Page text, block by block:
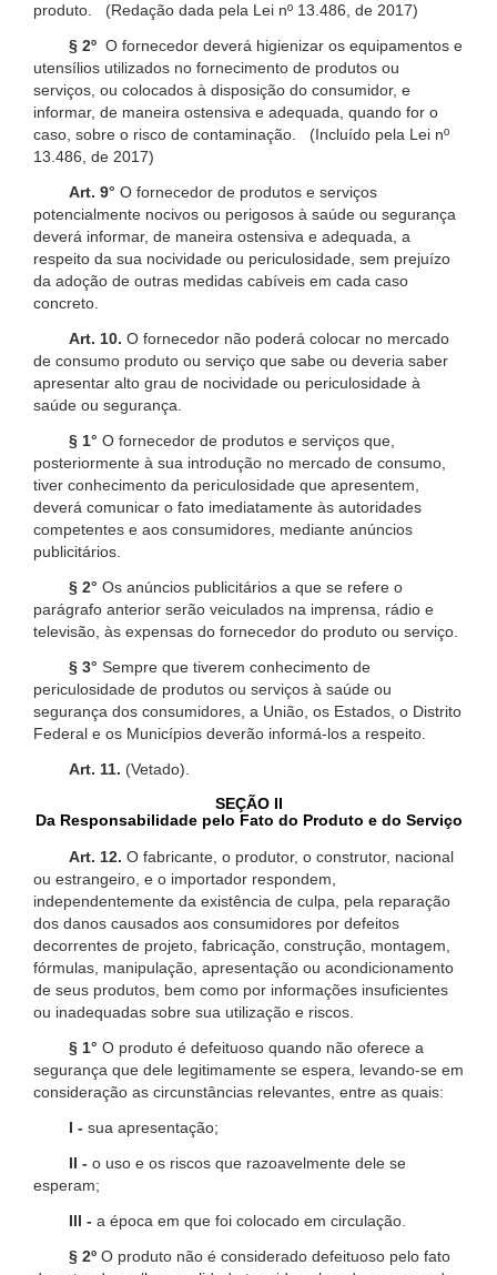
produto. (Redação dada pela Lei nº 13.486, de 2017)
§ 2º O fornecedor deverá higienizar os equipamentos e
utensílios utilizados no fornecimento de produtos ou
serviços, ou colocados à disposição do consumidor, e
informar, de maneira ostensiva e adequada, quando for o
caso, sobre o risco de contaminação. (Incluído pela Lei nº
13.486, de 2017)
Art. 9° O fornecedor de produtos e serviços
potencialmente nocivos ou perigosos à saúde ou segurança
deverá informar, de maneira ostensiva e adequada, a
respeito da sua nocividade ou periculosidade, sem prejuízo
da adoção de outras medidas cabíveis em cada caso
concreto.
Art. 10. O fornecedor não poderá colocar no mercado
de consumo produto ou serviço que sabe ou deveria saber
apresentar alto grau de nocividade ou periculosidade à
saúde ou segurança.
§ 1° O fornecedor de produtos e serviços que,
posteriormente à sua introdução no mercado de consumo,
tiver conhecimento da periculosidade que apresentem,
deverá comunicar o fato imediatamente às autoridades
competentes e aos consumidores, mediante anúncios
publicitários.
§ 2° Os anúncios publicitários a que se refere o
parágrafo anterior serão veiculados na imprensa, rádio e
televisão, às expensas do fornecedor do produto ou serviço.
§ 3° Sempre que tiverem conhecimento de
periculosidade de produtos ou serviços à saúde ou
segurança dos consumidores, a União, os Estados, o Distrito
Federal e os Municípios deverão informá-los a respeito.
Art. 11. (Vetado).
SEÇÃO II
Da Responsabilidade pelo Fato do Produto e do Serviço
Art. 12. O fabricante, o produtor, o construtor, nacional
ou estrangeiro, e o importador respondem,
independentemente da existência de culpa, pela reparação
dos danos causados aos consumidores por defeitos
decorrentes de projeto, fabricação, construção, montagem,
fórmulas, manipulação, apresentação ou acondicionamento
de seus produtos, bem como por informações insuficientes
ou inadequadas sobre sua utilização e riscos.
§ 1° O produto é defeituoso quando não oferece a
segurança que dele legitimamente se espera, levando-se em
consideração as circunstâncias relevantes, entre as quais:
I - sua apresentação;
II - o uso e os riscos que razoavelmente dele se
esperam;
III - a época em que foi colocado em circulação.
§ 2º O produto não é considerado defeituoso pelo fato